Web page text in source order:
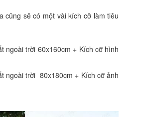
cũng sẽ có một vài kích cỡ làm tiêu
ngoài trời 60x160cm + Kích cỡ hình
ngoài trời 80x180cm + Kích cỡ ảnh